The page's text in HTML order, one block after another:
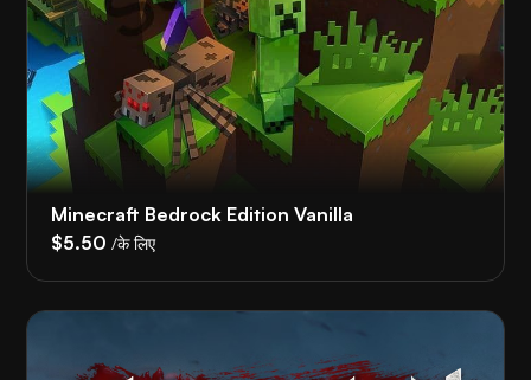
Minecraft Bedrock Edition Vanilla
$5.50 /के लिए